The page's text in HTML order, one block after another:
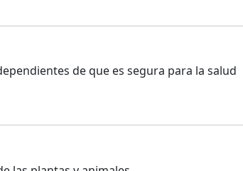
de que es segura para la salud